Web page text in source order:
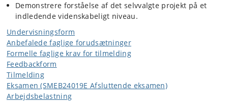
Demonstrere forståelse af det selvvalgte projekt på et
indledende videnskabeligt niveau.
Undervisningsform
Anbefalede faglige forudsætninger
Formelle faglige krav for tilmelding
Feedbackform
Tilmelding
Eksamen (SMEB24019E Afsluttende eksamen)
Arbejdsbelastning